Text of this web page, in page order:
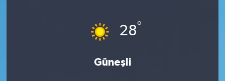
28°
Güneşli